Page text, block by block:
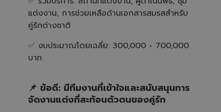
แต่งงาน, การช่วยเหลือด้านเอกสารสมรสสำหรับ
คู่รักต่างชาติ
✅ งบประมาณโดยเฉลี่ย: 300,000 - 700,000
บาท
📌 ข้อดี: มีทีมงานที่เข้าใจและสนับสนุนการ
จัดงานแต่งที่สะท้อนตัวตนของคู่รัก